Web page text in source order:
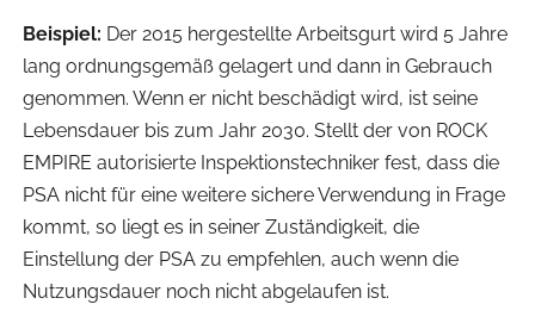
Beispiel: Der 2015 hergestellte Arbeitsgurt wird 5 Jahre
lang ordnungsgemäß gelagert und dann in Gebrauch
genommen. Wenn er nicht beschädigt wird, ist seine
Lebensdauer bis zum Jahr 2030. Stellt der von ROCK
EMPIRE autorisierte Inspektionstechniker fest, dass die
PSA nicht für eine weitere sichere Verwendung in Frage
kommt, so liegt es in seiner Zuständigkeit, die
Einstellung der PSA zu empfehlen, auch wenn die
Nutzungsdauer noch nicht abgelaufen ist.